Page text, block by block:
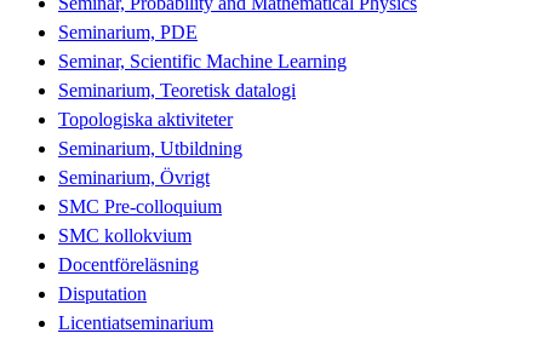
Seminarium, PDE
Seminar, Scientific Machine Learning
Seminarium, Teoretisk datalogi
Topologiska aktiviteter
Seminarium, Utbildning
Seminarium, Övrigt
SMC Pre-colloquium
SMC kollokvium
Docentföreläsning
Disputation
Licentiatseminarium